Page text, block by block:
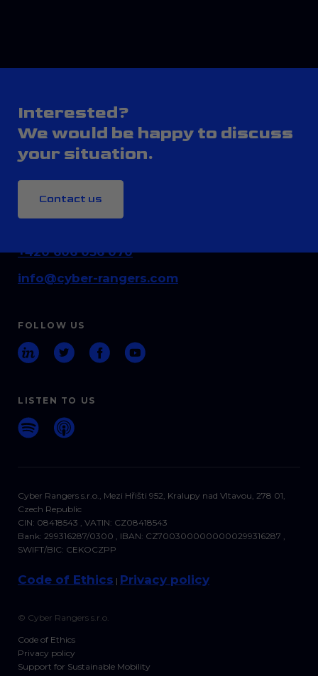
Interested?
We would be happy to discuss
your situation.
Contact us
+420 606 036 070
info@cyber-rangers.com
FOLLOW US
LISTEN TO US
Cyber Rangers s.r.o., Mezi Hřišti 952, Kralupy nad Vltavou, 278 01,
Czech Republic
CIN: 08418543 , VATIN: CZ08418543
Bank: 299316287/0300 , IBAN: CZ7003000000000299316287 ,
SWIFT/BIC: CEKOCZPP
Code of Ethics | Privacy policy
© Cyber Rangers s.r.o.
Code of Ethics
Privacy policy
Support for Sustainable Mobility